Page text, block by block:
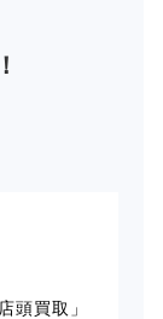
頭買取」